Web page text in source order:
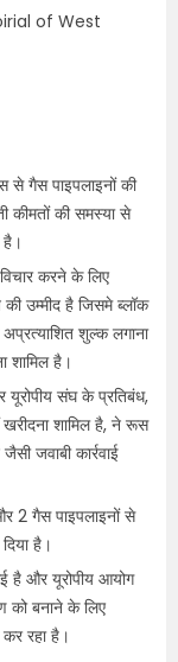
of West
गैस पाइपलाइनों की
कीमतों की समस्या से
करने के लिए
उम्मीद है जिसमे ब्लॉक
शुल्क लगाना
शामिल है।
संघ के प्रतिबंध,
शामिल है, ने रूस
जवाबी कार्रवाई
2 गैस पाइपलाइनों से
है।
है और यूरोपीय आयोग
को बनाने के लिए
रहा है।